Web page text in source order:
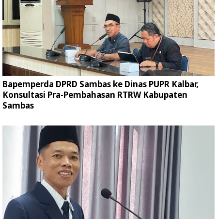
Bapemperda DPRD Sambas ke Dinas PUPR Kalbar,
Konsultasi Pra-Pembahasan RTRW Kabupaten
Sambas